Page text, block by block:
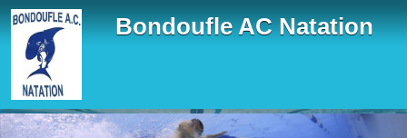
Bondoufle AC Natation
Panneau de gestion des cookies